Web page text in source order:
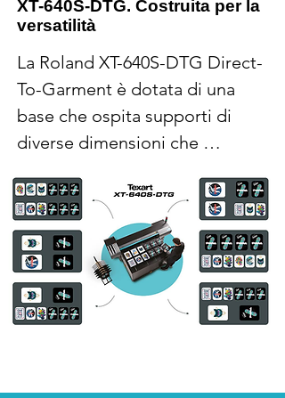
non sostenibili.
XT-640S-DTG. Costruita per la
versatilità
La Roland XT-640S-DTG Direct-
To-Garment è dotata di una
base che ospita supporti di
diverse dimensioni che
secondo le esigenze
produttive. Ad esempio, si
possono combinare diverse
taglie di t-shirt per stampare la
stessa grafica, oppure taglie e
grafiche differenti